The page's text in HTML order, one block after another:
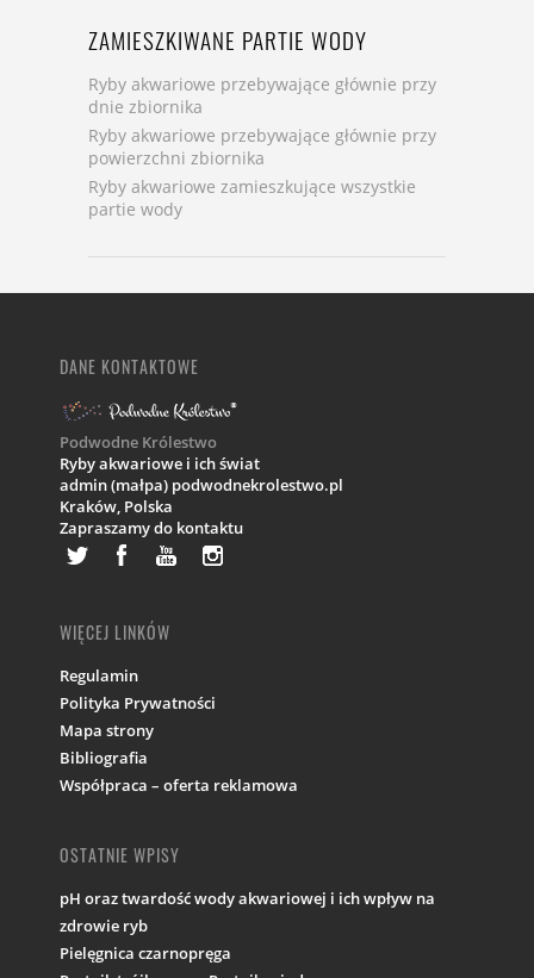
ZAMIESZKIWANE PARTIE WODY
Ryby akwariowe przebywające głównie przy
dnie zbiornika
Ryby akwariowe przebywające głównie przy
powierzchni zbiornika
Ryby akwariowe zamieszkujące wszystkie
partie wody
DANE KONTAKTOWE
Podwodne Królestwo
Ryby akwariowe i ich świat
admin (małpa) podwodnekrolestwo.pl
Kraków, Polska
Zapraszamy do kontaktu
WIĘCEJ LINKÓW
Regulamin
Polityka Prywatności
Mapa strony
Bibliografia
Współpraca – oferta reklamowa
OSTATNIE WPISY
pH oraz twardość wody akwariowej i ich wpływ na
zdrowie ryb
Pielęgnica czarnopręga